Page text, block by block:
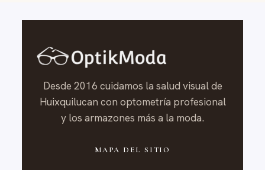
Desde 2016 cuidamos la salud visual de
Huixquilucan con optometría profesional
y los armazones más a la moda.
MAPA DEL SITIO